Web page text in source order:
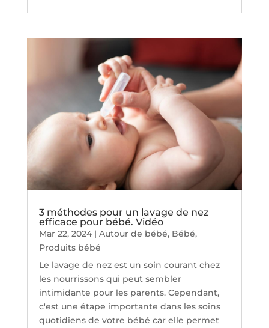
3 méthodes pour un lavage de nez
efficace pour bébé. Vidéo
Mar 22, 2024| Autour de bébé, Bébé,
Produits bébé
Le lavage de nez est un soin courant chez
les nourrissons qui peut sembler
intimidante pour les parents. Cependant,
c'est une étape importante dans les soins
quotidiens de votre bébé car elle permet